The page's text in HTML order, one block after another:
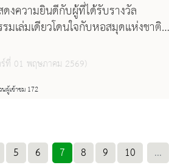
งความยินดีกับผู้ที่ได้รับรางวัล
มเล่มเดียวโดนใจกับหอสมุดแห่งชาติฯ
story @nl.cnx เดือนเมษายน
ที่ 01 พฤษภาคม 2569)
ผู้เข้าชม 172
5 6 7 8 9 10 ...